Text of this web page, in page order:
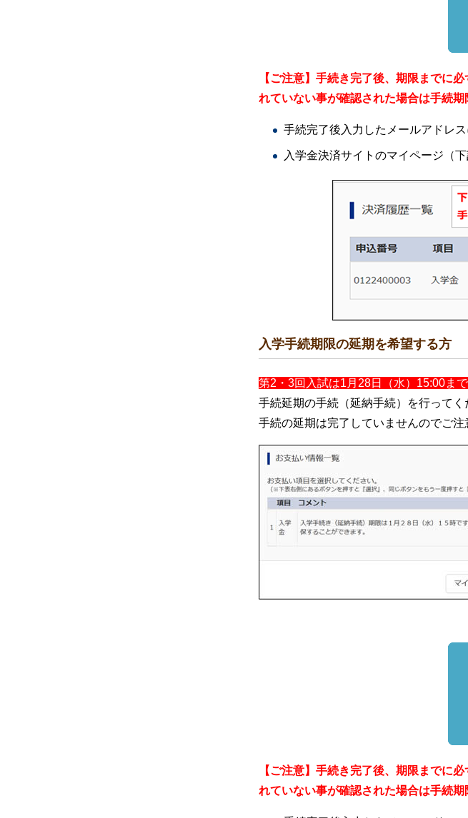
【ご注意】手続き完了後、期限までに
れていない事が確認された場合は手続期
手続完了後入力したメールアドレ
入学金決済サイトのマイページ（下
入学手続期限の延期を希望する方
第2・3回入試は1月28日（水）15:00まで
手続延期の手続（延納手続）を行って
手続の延期は完了していませんのでご注
【ご注意】手続き完了後、期限までに
れていない事が確認された場合は手続期